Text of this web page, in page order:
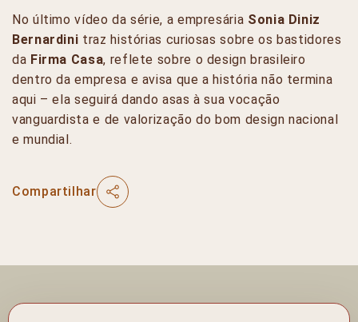
No último vídeo da série, a empresária Sonia Diniz
Bernardini traz histórias curiosas sobre os bastidores
da Firma Casa, reflete sobre o design brasileiro
dentro da empresa e avisa que a história não termina
aqui – ela seguirá dando asas à sua vocação
vanguardista e de valorização do bom design nacional
e mundial.
Compartilhar